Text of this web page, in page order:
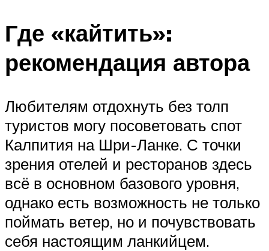
Где «кайтить»:
рекомендация автора
Любителям отдохнуть без толп
туристов могу посоветовать спот
Калпития на Шри-Ланке. С точки
зрения отелей и ресторанов здесь
всё в основном базового уровня,
однако есть возможность не только
поймать ветер, но и почувствовать
себя настоящим ланкийцем.